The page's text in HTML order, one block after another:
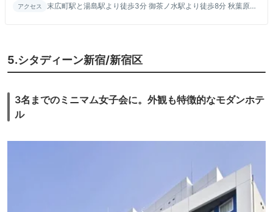
アクセス
末広町駅と湯島駅より徒歩3分 御茶ノ水駅より徒歩8分 秋葉原駅
5.シタディーン新宿/新宿区
3名までのミニマム女子会に。外観も特徴的なモダンホテ
ル